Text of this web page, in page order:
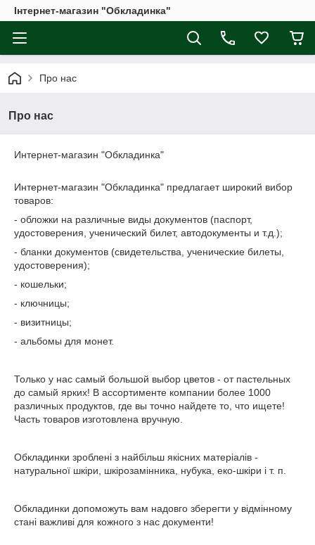
Інтернет-магазин "Обкладинка"
Про нас
Про нас
Интернет-магазин "Обкладинка"
Интернет-магазин "Обкладинка" предлагает широкий вибор
товаров:
- обложки на различные виды документов (паспорт,
удостоверения, ученический билет, автодокументы и т.д.);
- бланки документов (свидетельства, ученические билеты,
удостоверения);
- кошельки;
- ключницы;
- визитницы;
- альбомы для монет.
Только у нас самый большой выбор цветов - от пастельных
до самый ярких! В ассортименте компании более 1000
различных продуктов, где вы точно найдете то, что ищете!
Часть товаров изготовлена вручную.
Обкладинки зроблені з найбільш якісних матеріалів -
натуральної шкіри, шкірозамінника, нубука, еко-шкіри і т. п.
Обкладинки допоможуть вам надовго зберегти у відмінному
стані важливі для кожного з нас документи!